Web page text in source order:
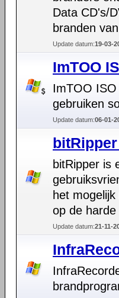
Data CD's/
branden
Update datum:19-03-
ImTOO
ImTOO
gebruiken
Update datum:06-01-
bitRipper is
het
op de
Update datum:21-11-